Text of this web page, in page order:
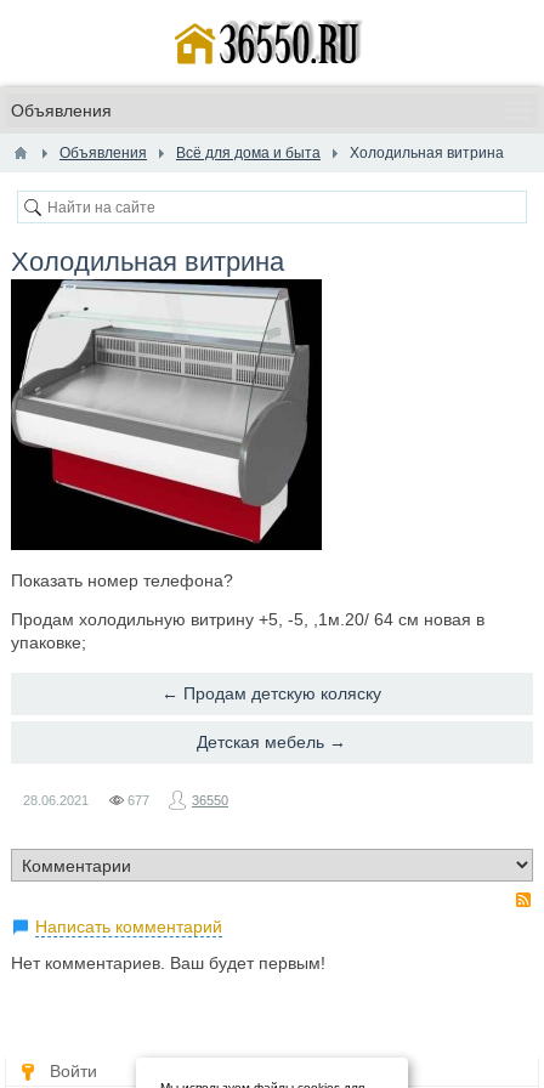
Объявления Всё для дома и быта Холодильная витрина
Холодильная витрина
Показать номер телефона?
Продам холодильную витрину +5, -5, ,1м.20/ 64 см новая в
упаковке;
← Продам детскую коляску
​Детская мебель →
28.06.2021 677 36550
Написать комментарий
Нет комментариев. Ваш будет первым!
Войти